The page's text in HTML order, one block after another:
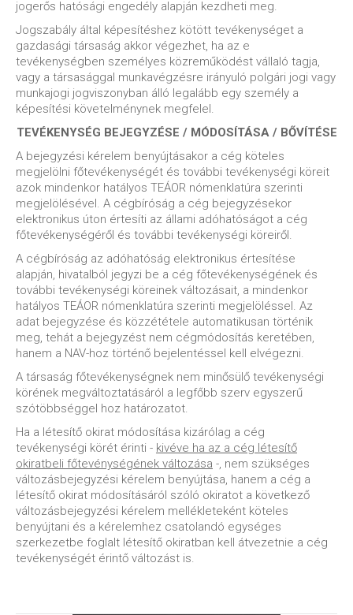
jogerős hatósági engedély alapján kezdheti meg.
Jogszabály által képesítéshez kötött tevékenységet a
gazdasági társaság akkor végezhet, ha az e
tevékenységben személyes közreműködést vállaló tagja,
vagy a társasággal munkavégzésre irányuló polgári jogi vagy
munkajogi jogviszonyban álló legalább egy személy a
képesítési követelménynek megfelel.
TEVÉKENYSÉG BEJEGYZÉSE / MÓDOSÍTÁSA / BŐVÍTÉSE
A bejegyzési kérelem benyújtásakor a cég köteles
megjelölni főtevékenységét és további tevékenységi köreit
azok mindenkor hatályos TEÁOR nómenklatúra szerinti
megjelölésével. A cégbíróság a cég bejegyzésekor
elektronikus úton értesíti az állami adóhatóságot a cég
főtevékenységéről és további tevékenységi köreiről.
A cégbíróság az adóhatóság elektronikus értesítése
alapján, hivatalból jegyzi be a cég főtevékenységének és
további tevékenységi köreinek változásait, a mindenkor
hatályos TEÁOR nómenklatúra szerinti megjelöléssel. Az
adat bejegyzése és közzététele automatikusan történik
meg, tehát a bejegyzést nem cégmódosítás keretében,
hanem a NAV-hoz történő bejelentéssel kell elvégezni.
A társaság főtevékenységnek nem minősülő tevékenységi
körének megváltoztatásáról a legfőbb szerv egyszerű
szótöbbséggel hoz határozatot.
Ha a létesítő okirat módosítása kizárólag a cég
tevékenységi körét érinti - kivéve ha az a cég létesítő
okiratbeli főtevénységének változása -, nem szükséges
változásbejegyzési kérelem benyújtása, hanem a cég a
létesítő okirat módosításáról szóló okiratot a következő
változásbejegyzési kérelem mellékleteként köteles
benyújtani és a kérelemhez csatolandó egységes
szerkezetbe foglalt létesítő okiratban kell átvezetnie a cég
tevékenységét érintő változást is.